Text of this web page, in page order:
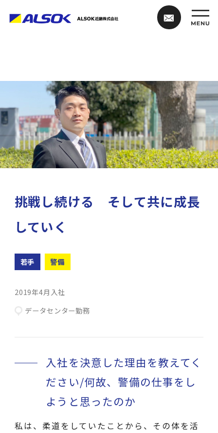
挑戦し続ける そして共に成長
していく
若手 警備
2019年4月入社
データセンター勤務
入社を決意した理由を教えてく
ださい/何故、警備の仕事をし
ようと思ったのか
私は、柔道をしていたことから、その体を活